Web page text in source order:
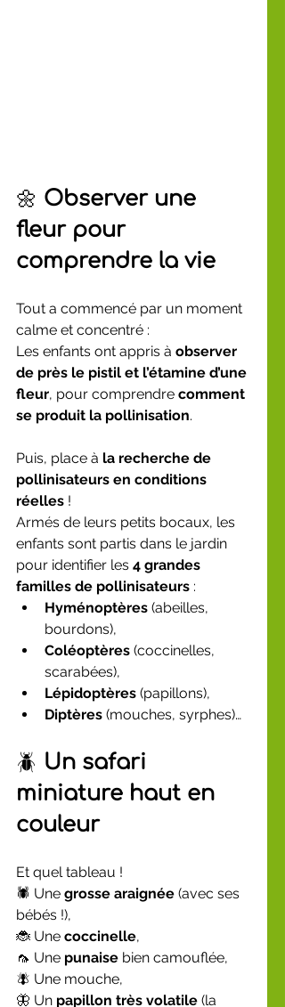
🌼 Observer une
fleur pour
comprendre la vie
Tout a commencé par un moment
calme et concentré :
Les enfants ont appris à observer
de près le pistil et l’étamine d’une
fleur, pour comprendre comment
se produit la pollinisation.
Puis, place à la recherche de
pollinisateurs en conditions
réelles !
Armés de leurs petits bocaux, les
enfants sont partis dans le jardin
pour identifier les 4 grandes
familles de pollinisateurs :
Hyménoptères (abeilles,
bourdons),
Coléoptères (coccinelles,
scarabées),
Lépidoptères (papillons),
Diptères (mouches, syrphes)…
🪲 Un safari
miniature haut en
couleur
Et quel tableau !
🕷 Une grosse araignée (avec ses
bébés !),
🐞 Une coccinelle,
🦟 Une punaise bien camouflée,
🪰 Une mouche,
🦋 Un papillon très volatile (la